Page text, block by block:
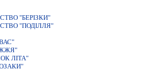
"БЕРIЗКИ"
"ПОДIЛЛЯ"
ЛIТА"